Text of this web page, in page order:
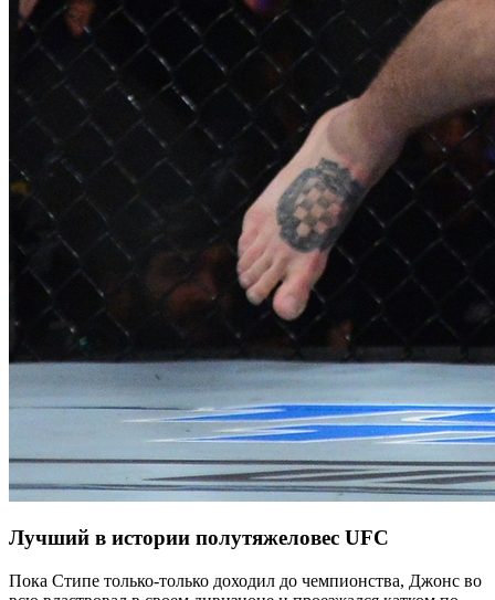
Лучший в истории полутяжеловес UFC
Пока Стипе только-только доходил до чемпионства, Джонс во